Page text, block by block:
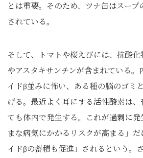
とは重要。そのため、ツナ缶はスープ
されている。
そして、トマトや桜えびには、抗酸
やアスタキサンチンが含まれている。
イドβ並みに怖い、ある種の脳のゴミ
げる。最近よく耳にする活性酸素は
ても体内で発生する。これが過剰に
まな病気にかかるリスクが高まる」
イドβの蓄積も促進」されるという。